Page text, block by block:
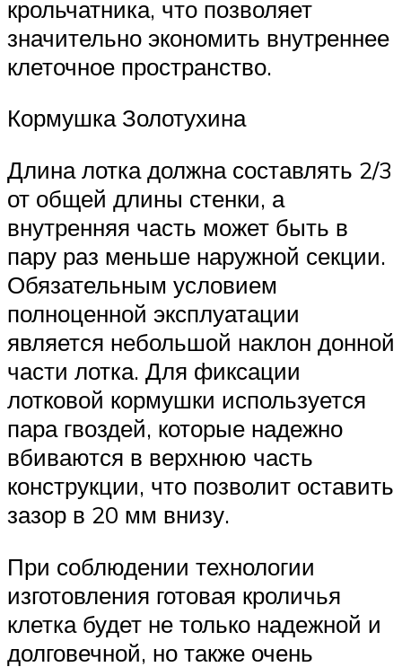
крольчатника, что позволяет
значительно экономить внутреннее
клеточное пространство.
Кормушка Золотухина
Длина лотка должна составлять 2/3
от общей длины стенки, а
внутренняя часть может быть в
пару раз меньше наружной секции.
Обязательным условием
полноценной эксплуатации
является небольшой наклон донной
части лотка. Для фиксации
лотковой кормушки используется
пара гвоздей, которые надежно
вбиваются в верхнюю часть
конструкции, что позволит оставить
зазор в 20 мм внизу.
При соблюдении технологии
изготовления готовая кроличья
клетка будет не только надежной и
долговечной, но также очень